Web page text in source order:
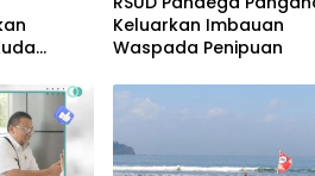
Keluarkan Imbauan
Waspada Penipuan